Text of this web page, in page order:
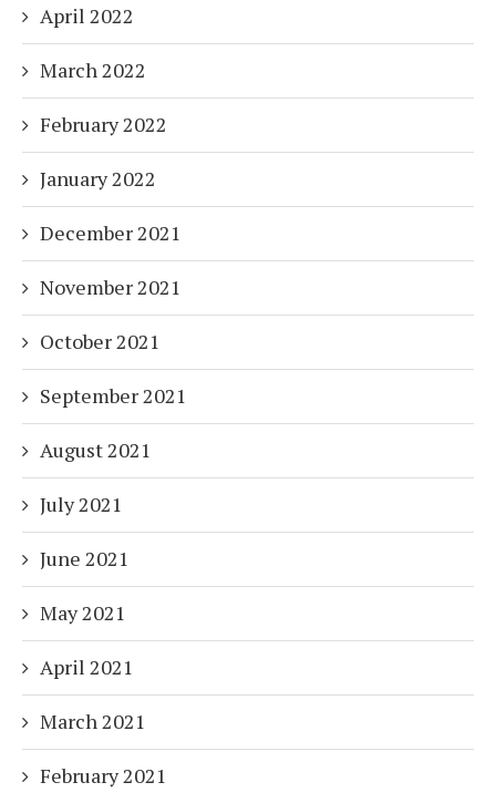
April 2022
March 2022
February 2022
January 2022
December 2021
November 2021
October 2021
September 2021
August 2021
July 2021
June 2021
May 2021
April 2021
March 2021
February 2021